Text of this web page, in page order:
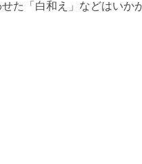
た「白和え」などはいか